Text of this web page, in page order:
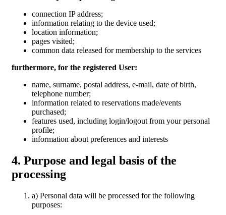
connection IP address;
information relating to the device used;
location information;
pages visited;
common data released for membership to the services
furthermore, for the registered User:
name, surname, postal address, e-mail, date of birth,
telephone number;
information related to reservations made/events
purchased;
features used, including login/logout from your personal
profile;
information about preferences and interests
4. Purpose and legal basis of the
processing
a) Personal data will be processed for the following
purposes: